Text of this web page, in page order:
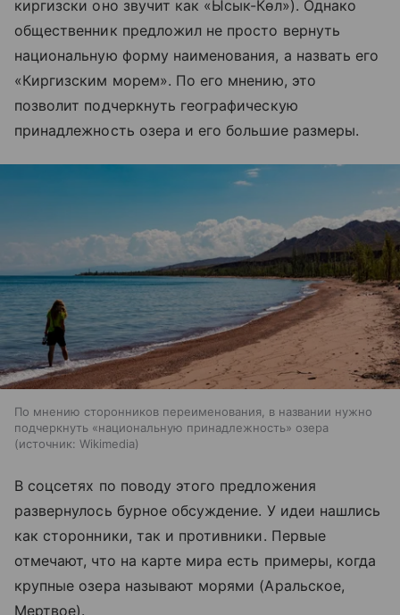
киргизски оно звучит как «Ысык-Көл»). Однако
общественник предложил не просто вернуть
национальную форму наименования, а назвать его
«Киргизским морем». По его мнению, это
позволит подчеркнуть географическую
принадлежность озера и его большие размеры.
По мнению сторонников переименования, в названии нужно
подчеркнуть «национальную принадлежность» озера
источник: Wikimedia
В соцсетях по поводу этого предложения
развернулось бурное обсуждение. У идеи нашлись
как сторонники, так и противники. Первые
отмечают, что на карте мира есть примеры, когда
крупные озера называют морями (Аральское,
Мертвое).